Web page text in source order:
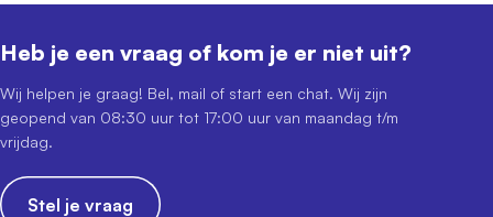
Heb je een vraag of kom je er niet uit?
Wij helpen je graag! Bel, mail of start een chat. Wij zijn
geopend van 08:30 uur tot 17:00 uur van maandag t/m
vrijdag.
Stel je vraag